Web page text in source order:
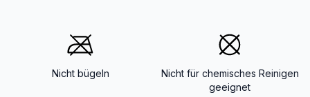
Nicht bügeln
Nicht für chemisches Reinigen
geeignet